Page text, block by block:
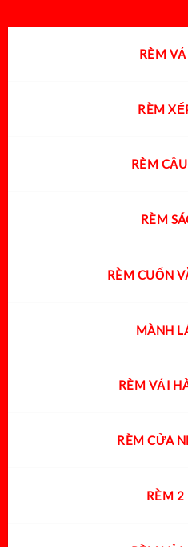
RÈM
RÈM
RÈM
RÈM
RÈM CUỐN
MÀNH
RÈM VẢI
RÈM CỬA
RÈM 2